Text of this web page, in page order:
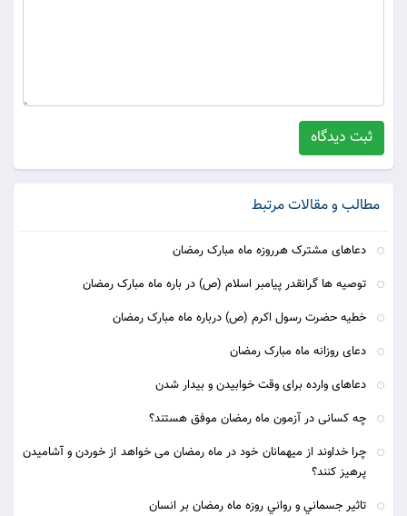
ثبت دیدگاه
مطالب و مقالات مرتبط
دعاهای مشترک هرروزه ماه مبارک رمضان
توصیه ها گرانقدر پیامبر اسلام (ص) در باره ماه مبارک رمضان
خطیه حضرت رسول اکرم (ص) درباره ماه مبارک رمضان
دعای روزانه ماه مبارک رمضان
دعاهای وارده برای وقت خوابیدن و بیدار شدن
چه کسانی در آزمون ماه رمضان موفق هستند؟
چرا خداوند از ميهمانان خود در ماه رمضان می خواهد از خوردن و آشاميدن
پرهيز کنند؟
تاثير جسماني و رواني روزه ماه رمضان بر انسان